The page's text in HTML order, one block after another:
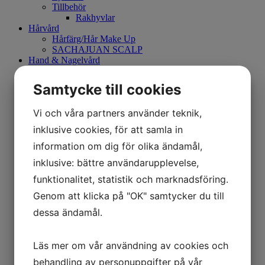
Tillbehör
Rakhyvlar
Hårvård
Hårfärg/Hår Make Up
SACHAJUAN SCALP
Hand & Nagelvård
Make Up
Hudvårdsset
Kroppsvård
Borste
Smink
Eyeliner
Mascara
Primer
Läppenna
Puder
Läppstift
Samtycke till cookies
Vi och våra partners använder teknik,
inklusive cookies, för att samla in
information om dig för olika ändamål,
inklusive: bättre användarupplevelse,
funktionalitet, statistik och marknadsföring.
Genom att klicka på "OK" samtycker du till
dessa ändamål.
Läs mer om vår användning av cookies och
behandling av personuppgifter på vår